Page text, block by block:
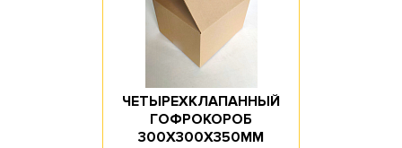
ЧЕТЫРЕХКЛАПАННЫЙ
ГОФРОКОРОБ
300Х300Х350ММ